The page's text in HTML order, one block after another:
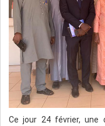
Ce jour 24 février, une